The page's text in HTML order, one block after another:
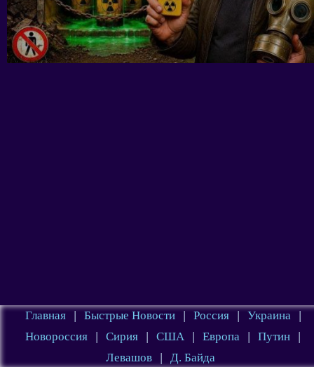
Главная | Быстрые Новости | Россия | Украина
|
Новороссия
| Сирия | США | Европа | Путин
|
Левашов
| Д. Байда